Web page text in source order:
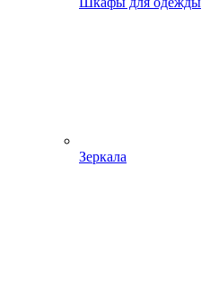
Зеркала